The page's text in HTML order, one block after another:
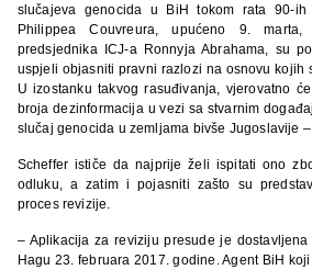
slučajeva genocida u BiH tokom rata 90-ih
Philippea Couvreura, upućeno 9.
predsjednika ICJ-a Ronnyja Abrahama, su
uspjeli objasniti pravni razlozi na osnovu kojih
U izostanku takvog rasuđivanja, vjerovatno
broja dezinformacija u vezi sa stvarnim
slučaj genocida u zemljama bivše Jugoslavije –
Scheffer ističe da najprije želi ispitati ono
odluku, a zatim i pojasniti zašto su
proces revizije.
– Aplikacija za reviziju presude je
Hagu 23. februara 2017. godine. Agent BiH